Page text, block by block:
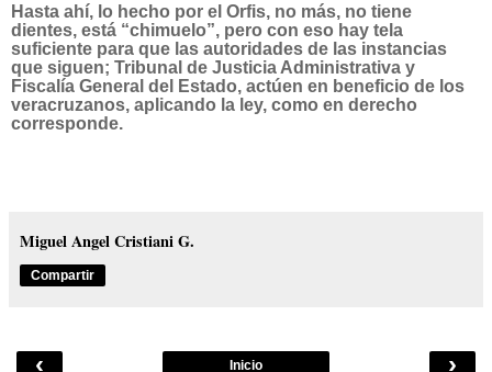
Hasta ahí, lo hecho por el Orfis, no más, no tiene
dientes, está “chimuelo”, pero con eso hay tela
suficiente para que las autoridades de las instancias
que siguen; Tribunal de Justicia Administrativa y
Fiscalía General del Estado, actúen en beneficio de los
veracruzanos, aplicando la ley, como en derecho
corresponde.
Miguel Angel Cristiani G.
Compartir
‹ ›
Inicio